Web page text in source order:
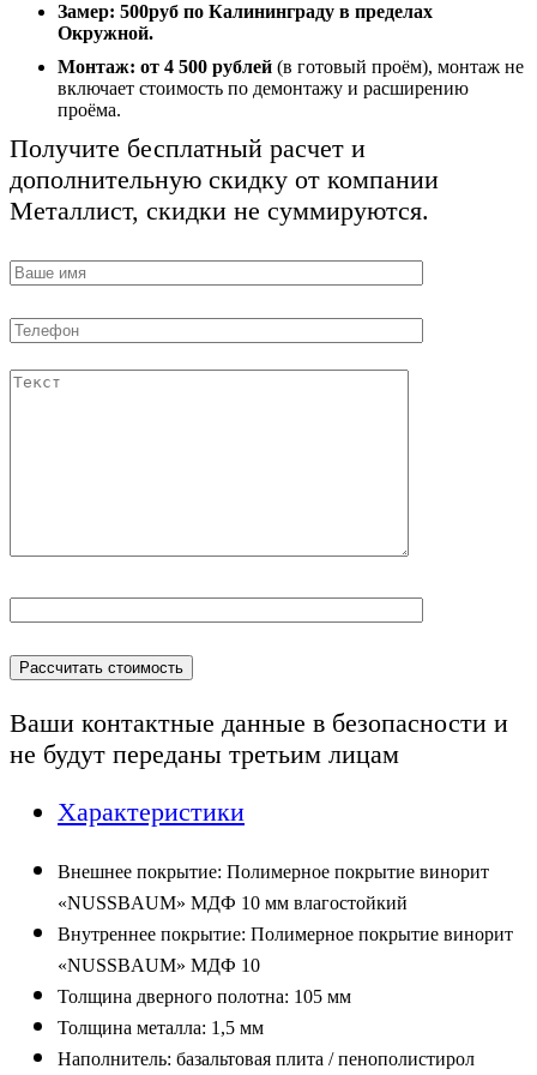
Замер: 500руб по Калининграду в пределах
Окружной.
Монтаж: от 4 500 рублей (в готовый проём), монтаж не
включает стоимость по демонтажу и расширению
проёма.
Получите бесплатный расчет и
дополнительную скидку от компании
Металлист, скидки не суммируются.
Ваши контактные данные в безопасности и
не будут переданы третьим лицам
Характеристики
Внешнее покрытие: Полимерное покрытие винорит
«NUSSBAUM» МДФ 10 мм влагостойкий
Внутреннее покрытие: Полимерное покрытие винорит
«NUSSBAUM» МДФ 10
Толщина дверного полотна: 105 мм
Толщина металла: 1,5 мм
Наполнитель: базальтовая плита / пенополистирол